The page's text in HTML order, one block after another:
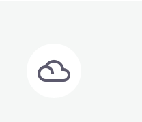

